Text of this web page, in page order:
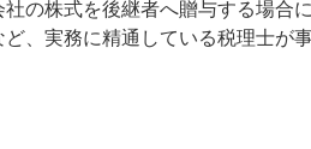
の株式を後継者へ贈与する場合
、実務に精通している税理士が